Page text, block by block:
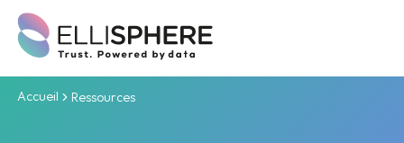
Accueil Ressources